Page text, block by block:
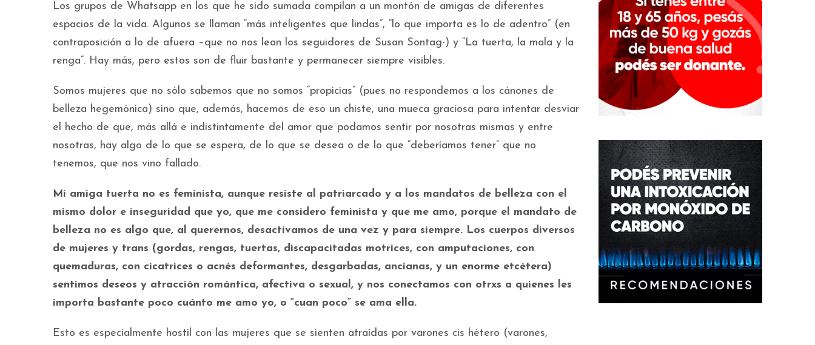
Los grupos de Whatsapp en los que he sido sumada compilan a un montón de amigas de diferentes
espacios de la vida. Algunos se llaman “más inteligentes que lindas”, “lo que importa es lo de adentro” (en
contraposición a lo de afuera –que no nos lean los seguidores de Susan Sontag-) y “La tuerta, la mala y la
renga”. Hay más, pero estos son de fluir bastante y permanecer siempre visibles.
Somos mujeres que no sólo sabemos que no somos “propicias” (pues no respondemos a los cánones de
belleza hegemónica) sino que, además, hacemos de eso un chiste, una mueca graciosa para intentar desviar
el hecho de que, más allá e indistintamente del amor que podamos sentir por nosotras mismas y entre
nosotras, hay algo de lo que se espera, de lo que se desea o de lo que “deberíamos tener” que no
tenemos, que nos vino fallado.
Mi amiga tuerta no es feminista, aunque resiste al patriarcado y a los mandatos de belleza con el
mismo dolor e inseguridad que yo, que me considero feminista y que me amo, porque el mandato de
belleza no es algo que, al querernos, desactivamos de una vez y para siempre. Los cuerpos diversos
de mujeres y trans (gordas, rengas, tuertas, discapacitadas motrices, con amputaciones, con
quemaduras, con cicatrices o acnés deformantes, desgarbadas, ancianas, y un enorme etcétera)
sentimos deseos y atracción romántica, afectiva o sexual, y nos conectamos con otrxs a quienes les
importa bastante poco cuánto me amo yo, o “cuan poco” se ama ella.
Esto es especialmente hostil con las mujeres que se sienten atraídas por varones cis hétero (varones,